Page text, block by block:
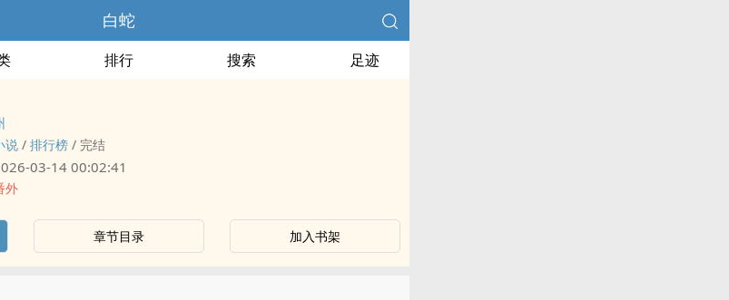
白蛇
排行 搜索 足迹
说 / 排行榜 / 完结
03-14 00:02:41
外
章节目录 加入书架